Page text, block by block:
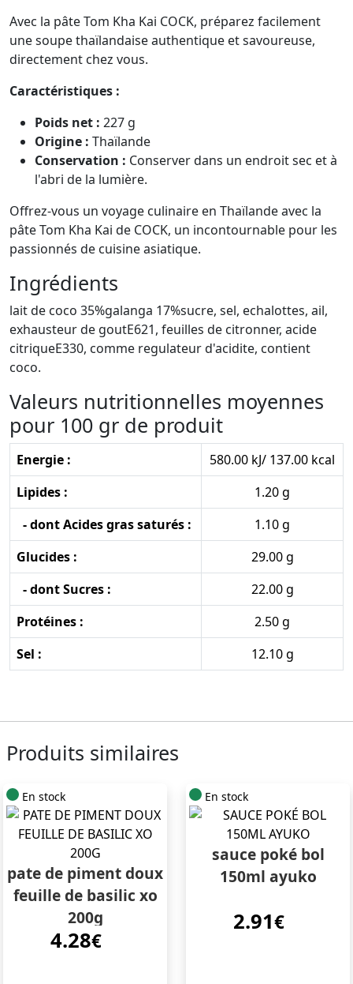
Avec la pâte Tom Kha Kai COCK, préparez facilement
une soupe thaïlandaise authentique et savoureuse,
directement chez vous.
Caractéristiques :
Poids net : 227 g
Origine : Thaïlande
Conservation : Conserver dans un endroit sec et à
l'abri de la lumière.
Offrez-vous un voyage culinaire en Thaïlande avec la
pâte Tom Kha Kai de COCK, un incontournable pour les
passionnés de cuisine asiatique.
Ingrédients
lait de coco 35%galanga 17%sucre, sel, echalottes, ail,
exhausteur de goutE621, feuilles de citronner, acide
citriqueE330, comme regulateur d'acidite, contient
coco.
Valeurs nutritionnelles moyennes
pour 100 gr de produit
Energie :
580.00 kJ/ 137.00 kcal
Lipides :
1.20 g
- dont Acides gras saturés :
1.10 g
Glucides :
29.00 g
- dont Sucres :
22.00 g
Protéines :
2.50 g
Sel :
12.10 g
Produits similaires
En stock
pate de piment doux
feuille de basilic xo
200g
4.28€
En stock
sauce poké bol
150ml ayuko
2.91€